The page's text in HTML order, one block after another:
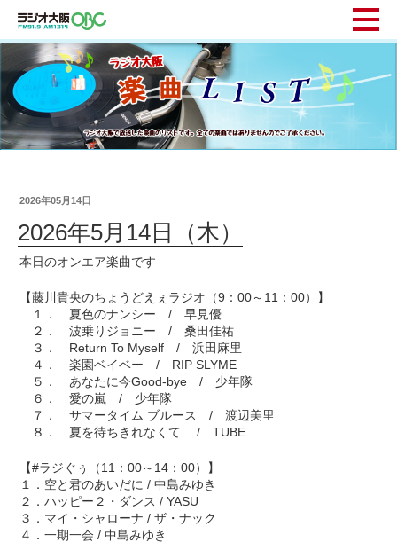
2026年05月14日
2026年5月14日（木）
本日のオンエア楽曲です
【藤川貴央のちょうどえぇラジオ（9：00～11：00）】
１． 夏色のナンシー / 早見優
２． 波乗りジョニー / 桑田佳祐
３． Return To Myself / 浜田麻里
４． 楽園ベイベー / RIP SLYME
５． あなたに今Good-bye / 少年隊
６． 愛の嵐 / 少年隊
７． サマータイム ブルース / 渡辺美里
８． 夏を待ちきれなくて / TUBE
【#ラジぐぅ（11：00～14：00）】
１．空と君のあいだに / 中島みゆき
２．ハッピー２・ダンス / YASU
３．マイ・シャローナ / ザ・ナック
４．一期一会 / 中島みゆき